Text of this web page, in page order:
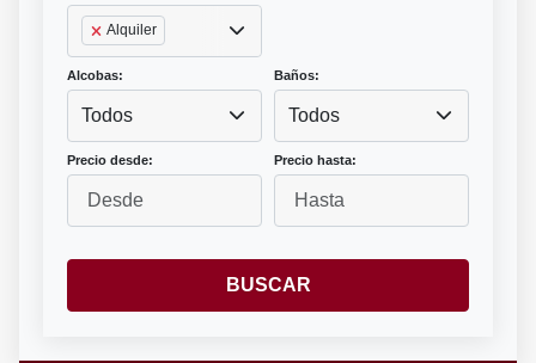
Alquiler
Alcobas:
Todos
Baños:
Todos
Precio desde: Precio hasta:
BUSCAR